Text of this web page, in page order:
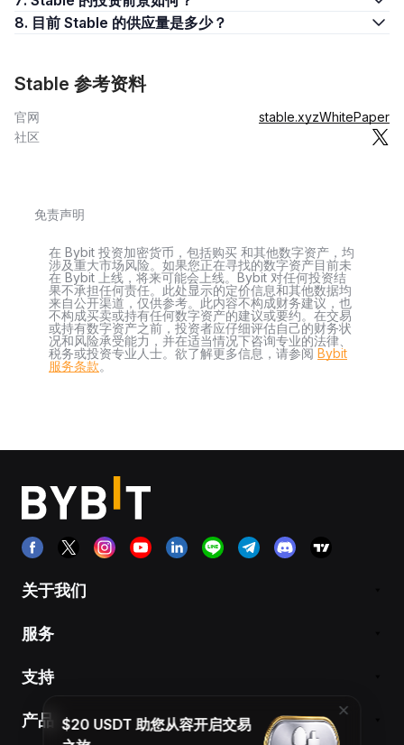
8. 目前 ​​Stable 的供应量是多少？
​​Stable 参考资料
官网 stable.xyzWhitePaper
社区
免责声明
在 Bybit 投资加密货币，包括购买 和其他数字资产，均
涉及重大市场风险。如果您正在寻找的数字资产目前未
在 Bybit 上线，将来可能会上线。Bybit 对任何投资结
果不承担任何责任。此处显示的定价信息和其他数据均
来自公开渠道，仅供参考。此内容不构成财务建议，也
不构成买卖或持有任何数字资产的建议或要约。在交易
或持有数字资产之前，投资者应仔细评估自己的财务状
况和风险承受能力，并在适当情况下咨询专业的法律、
税务或投资专业人士。欲了解更多信息，请参阅 Bybit
服务条款。
关于我们
服务
支持
产品
$20 USDT 助您从容开启交易